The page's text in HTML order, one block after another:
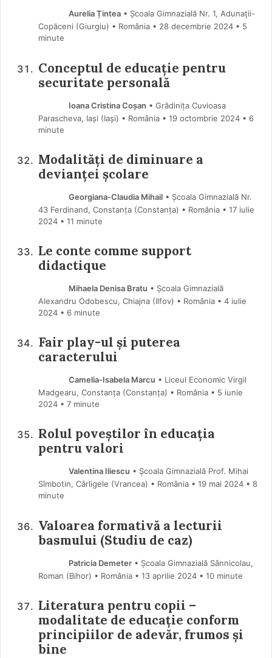
Aurelia Țintea• Școala Gimnazială Nr. 1, Adunații-
Copăceni (Giurgiu) • România
28 decembrie 2024 • 5
minute
Conceptul de educație pentru
securitate personală
Ioana Cristina Coșan • Grădinița Cuvioasa
Parascheva, Iași (Iaşi) • România
19 octombrie 2024 • 6
minute
Modalități de diminuare a
devianței școlare
Georgiana-Claudia Mihail• Școala Gimnazială Nr.
43 Ferdinand, Constanța (Constanţa) • România
17 iulie
2024 • 11 minute
Le conte comme support
didactique
Mihaela Denisa Bratu • Școala Gimnazială
Alexandru Odobescu, Chiajna (Ilfov) • România
4 iulie
2024 • 6 minute
Fair play-ul și puterea
caracterului
Camelia-Isabela Marcu • Liceul Economic Virgil
Madgearu, Constanța (Constanţa) • România
5 iunie
2024 • 7 minute
Rolul poveștilor în educația
pentru valori
Valentina Iliescu • Școala Gimnazială Prof. Mihai
Sîmbotin, Cârligele (Vrancea) • România
19 mai 2024 • 8
minute
Valoarea formativă a lecturii
basmului (Studiu de caz)
Patricia Demeter• Școala Gimnazială Sânnicolau,
Roman (Bihor) • România
13 aprilie 2024 • 10 minute
Literatura pentru copii –
modalitate de educație conform
principiilor de adevăr, frumos și
bine